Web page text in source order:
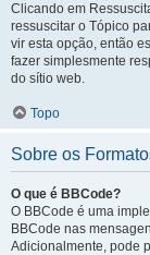
Clicando em
ressuscitar o Tópico
vir esta opção, então
fazer simplesmente
do sítio web.
Topo
Sobre os
O que é BBCode?
O BBCode é uma
BBCode nas
Adicionalmente, pode